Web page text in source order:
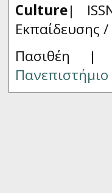
Culture|
Εκπαίδευσης
Πασιθέη |